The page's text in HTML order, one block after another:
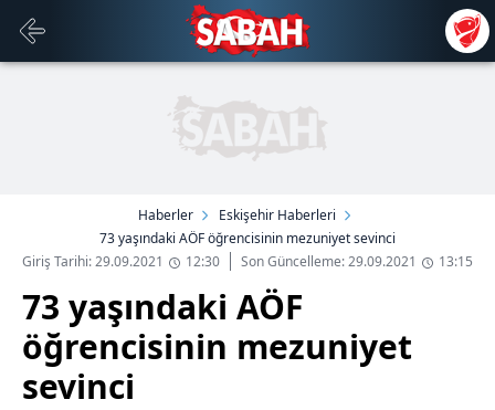
Haberler
Eskişehir Haberleri
73 yaşındaki AÖF öğrencisinin mezuniyet sevinci
Giriş Tarihi: 29.09.2021
12:30 Son Güncelleme: 29.09.2021 13:15
73 yaşındaki AÖF
öğrencisinin mezuniyet
sevinci